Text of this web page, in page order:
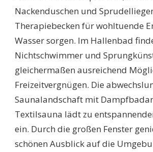
Nackenduschen und
Therapiebecken für wohltuende
Wasser sorgen. Im Hallenbad
Nichtschwimmer und
gleichermaßen ausreichend
Freizeitvergnügen. Die
Saunalandschaft mit
Textilsauna lädt zu
ein. Durch die großen Fenster
schönen Ausblick auf die